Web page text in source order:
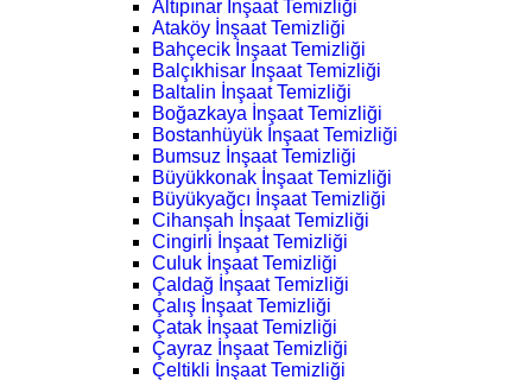
Altıpınar İnşaat Temizliği
Ataköy İnşaat Temizliği
Bahçecik İnşaat Temizliği
Balçıkhisar İnşaat Temizliği
Baltalin İnşaat Temizliği
Boğazkaya İnşaat Temizliği
Bostanhüyük İnşaat Temizliği
Bumsuz İnşaat Temizliği
Büyükkonak İnşaat Temizliği
Büyükyağcı İnşaat Temizliği
Cihanşah İnşaat Temizliği
Cingirli İnşaat Temizliği
Culuk İnşaat Temizliği
Çaldağ İnşaat Temizliği
Çalış İnşaat Temizliği
Çatak İnşaat Temizliği
Çayraz İnşaat Temizliği
Çeltikli İnşaat Temizliği